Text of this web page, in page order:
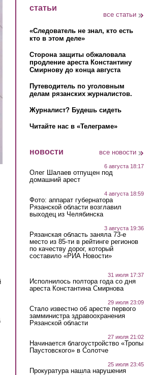
статьи
все статьи
«Следователь не знал, кто есть
кто в этом деле»
Сторона защиты обжаловала
продление ареста Константину
Смирнову до конца августа
Путеводитель по уголовным
делам рязанских журналистов.
Журналист? Будешь сидеть
Читайте нас в «Телеграме»
новости все новости
6 августа 18:17
Олег Шалаев отпущен под
домашний арест
4 августа 18:59
Фото: аппарат губернатора
Рязанской области возглавил
выходец из Челябинска
3 августа 19:36
Рязанская область заняла 73-е
место из 85-ти в рейтинге регионов
по качеству дорог, который
составило «РИА Новости»
31 июля 17:37
Исполнилось полтора года со дня
ареста Константина Смирнова
29 июля 23:09
Стало известно об аресте первого
замминистра здравоохранения
Рязанской области
27 июля 21:02
Начинается благоустройство «Тропы
Паустовского» в Солотче
25 июля 23:45
Прокуратура нашла нарушения